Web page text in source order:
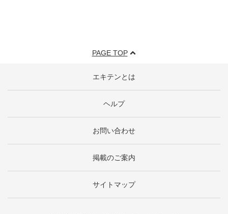
PAGE TOP
エキテンとは
ヘルプ
お問い合わせ
掲載のご案内
サイトマップ